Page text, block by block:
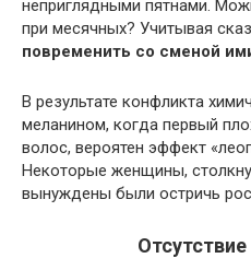
неприглядными пятнами.
при месячных? Учитывая
повременить со сменой
В результате конфликта
меланином, когда первый
волос, вероятен эффект
Некоторые женщины,
вынуждены были остричь